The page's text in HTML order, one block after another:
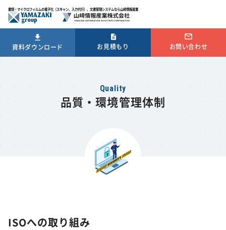
書類・マイクロフィルムの電子化（スキャン、入力代行）、文書管理システムなら山崎情報産業
資料ダウンロード お見積もり お問い合わせ
品質・環境管理体制
ISOへの取り組み